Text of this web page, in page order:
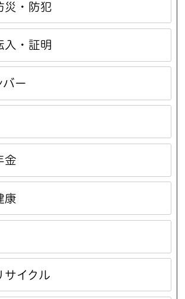
災・防犯
入・証明
バー
金
康
サイクル